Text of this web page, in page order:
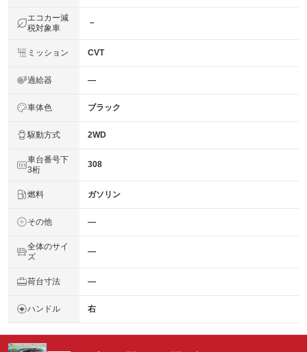
エコカー減
税対象車
－
ミッション CVT
過給器 ―
車体色 ブラック
駆動方式 2WD
車台番号下
3桁
308
燃料 ガソリン
その他 ―
全体のサイ
ズ
―
荷台寸法 ―
ハンドル 右